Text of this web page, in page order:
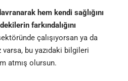
hem kendi sağlığını
farkındalığını
çalışıyorsan ya da
varsa, bu yazıdaki bilgileri
atmış olursun.